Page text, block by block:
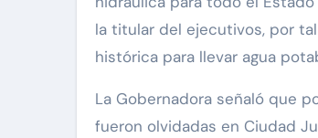
la titular del ejecutivos, por
histórica para llevar agua
La Gobernadora señaló que
fueron olvidadas en Ciudad